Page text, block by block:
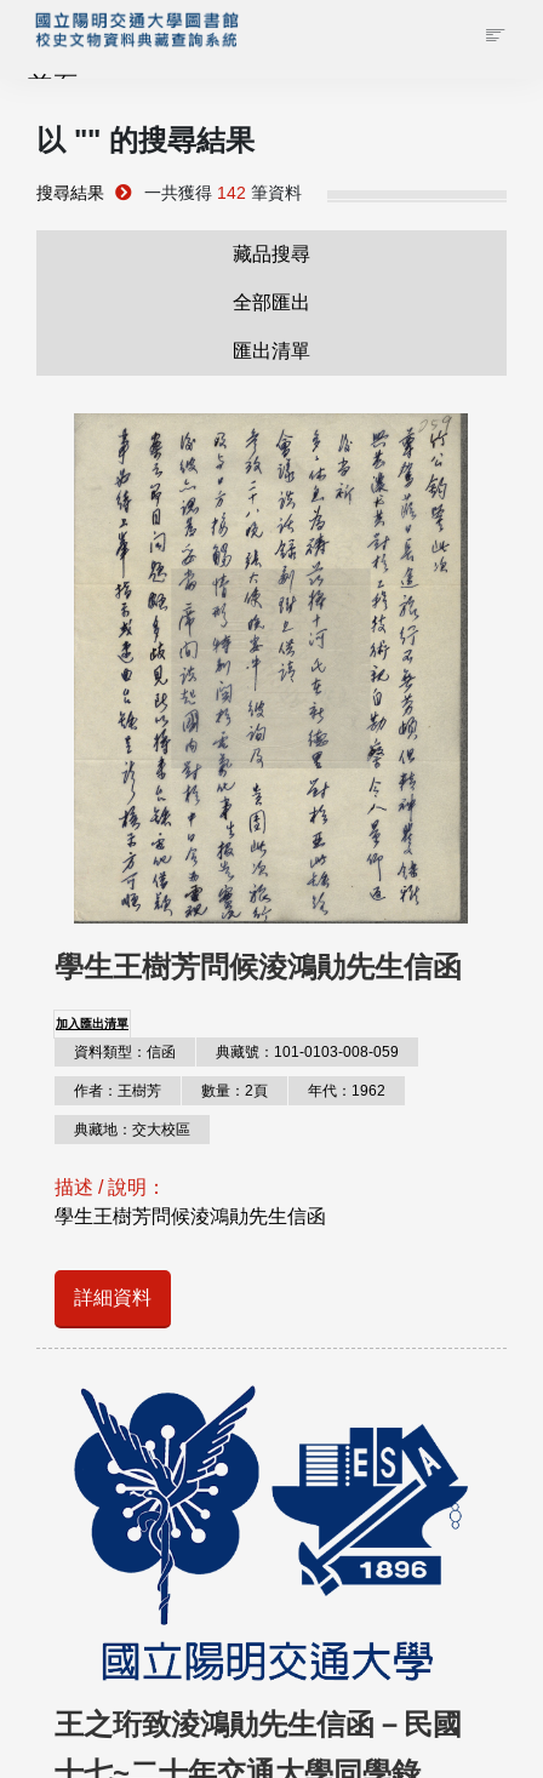
首頁
藏品查詢
管理者登入
以 "" 的搜尋結果
搜尋結果 一共獲得 142 筆資料
藏品搜尋
全部匯出
匯出清單
學生王樹芳問候淩鴻勛先生信函
加入匯出清單
資料類型：信函 典藏號：101-0103-008-059
作者：王樹芳 數量：2頁 年代：1962
典藏地：交大校區
描述 / 說明：
學生王樹芳問候淩鴻勛先生信函
詳細資料
王之珩致淩鴻勛先生信函－民國